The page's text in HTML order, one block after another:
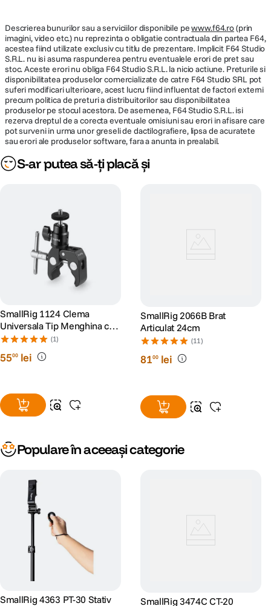
Descrierea bunurilor sau a serviciilor disponibile pewww.f64.ro(prin
imagini, video etc.) nu reprezinta o obligatie contractuala din partea F64,
acestea fiind utilizate exclusiv cu titlu de prezentare. Implicit F64 Studio
S.R.L. nu isi asuma raspunderea pentru eventualele erori de pret sau
stoc. Aceste erori nu obliga F64 Studio S.R.L. la nicio actiune. Preturile si
disponibilitatea produselor comercializate de catre F64 Studio SRL pot
suferi modificari ulterioare, acest lucru fiind influentat de factori externi
precum politica de preturi a distribuitorilor sau disponibilitatea
produselor pe stocul acestora. De asemenea, F64 Studio S.R.L. isi
rezerva dreptul de a corecta eventuale omisiuni sau erori in afisare care
pot surveni in urma unor greseli de dactilografiere, lipsa de acuratete
sau erori ale produselor software, fara a anunta in prealabil.
S-ar putea să-ți placă și
SmallRig 1124 Clema
Universala Tip Menghina cu
Cap Bila
(1)
5500 lei
SmallRig 2066B Brat
Articulat 24cm
(11)
8100 lei
Populare în aceeași categorie
SmallRig 4363 PT-30 Stativ
SmallRig 3474C CT-20